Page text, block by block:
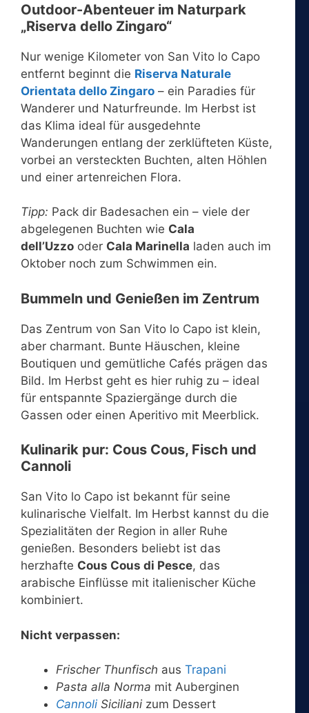
Outdoor-Abenteuer im Naturpark
„Riserva dello Zingaro“
Nur wenige Kilometer von San Vito lo Capo
entfernt beginnt die Riserva Naturale
Orientata dello Zingaro – ein Paradies für
Wanderer und Naturfreunde. Im Herbst ist
das Klima ideal für ausgedehnte
Wanderungen entlang der zerklüfteten Küste,
vorbei an versteckten Buchten, alten Höhlen
und einer artenreichen Flora.
Tipp: Pack dir Badesachen ein – viele der
abgelegenen Buchten wie Cala
dell’Uzzo oder Cala Marinella laden auch im
Oktober noch zum Schwimmen ein.
Bummeln und Genießen im Zentrum
Das Zentrum von San Vito lo Capo ist klein,
aber charmant. Bunte Häuschen, kleine
Boutiquen und gemütliche Cafés prägen das
Bild. Im Herbst geht es hier ruhig zu – ideal
für entspannte Spaziergänge durch die
Gassen oder einen Aperitivo mit Meerblick.
Kulinarik pur: Cous Cous, Fisch und
Cannoli
San Vito lo Capo ist bekannt für seine
kulinarische Vielfalt. Im Herbst kannst du die
Spezialitäten der Region in aller Ruhe
genießen. Besonders beliebt ist das
herzhafte Cous Cous di Pesce, das
arabische Einflüsse mit italienischer Küche
kombiniert.
Nicht verpassen:
Frischer Thunfisch aus Trapani
Pasta alla Norma mit Auberginen
Cannoli Siciliani zum Dessert